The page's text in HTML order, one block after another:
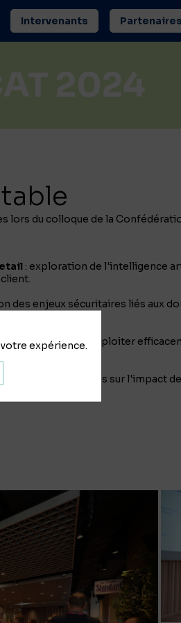
Intervenants Partenaires
lors du colloque de la
: exploration de l'intelligence
des enjeux sécuritaires liés aux
: méthodes pour exploiter
retours d’expériences sur l'impact
expérience.